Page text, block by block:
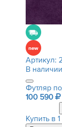
Артикул:
В наличии
Футляр
100 590
Купить в